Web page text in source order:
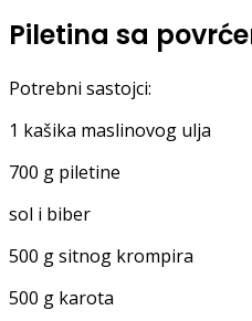
Piletina sa
Potrebni sastojci:
1 kašika maslinovog ulja
700 g piletine
sol i biber
500 g sitnog krompira
500 g karota